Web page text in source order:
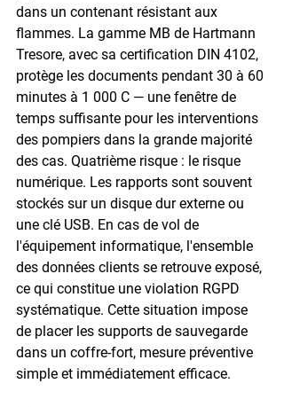
dans un contenant résistant aux
flammes. La gamme MB de Hartmann
Tresore, avec sa certification DIN 4102,
protège les documents pendant 30 à 60
minutes à 1 000 C — une fenêtre de
temps suffisante pour les interventions
des pompiers dans la grande majorité
des cas. Quatrième risque : le risque
numérique. Les rapports sont souvent
stockés sur un disque dur externe ou
une clé USB. En cas de vol de
l'équipement informatique, l'ensemble
des données clients se retrouve exposé,
ce qui constitue une violation RGPD
systématique. Cette situation impose
de placer les supports de sauvegarde
dans un coffre-fort, mesure préventive
simple et immédiatement efficace.